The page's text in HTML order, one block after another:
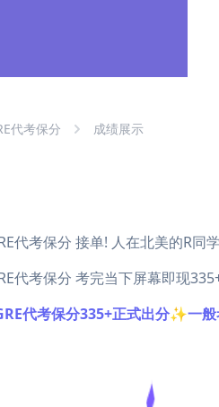
代考保分 成绩展示
代考保分 接单! 人在北美的R同
代考保分 考完当下屏幕即现
代考保分335+正式出分✨一